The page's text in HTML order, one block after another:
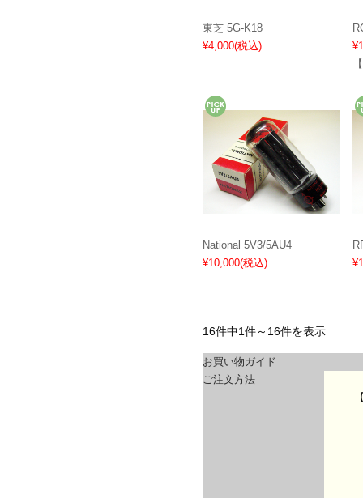
東芝 5G-K18
¥4,000(税込)
National 5V3/5AU4
¥10,000(税込)
16件中1件～16件を表示
お買い物ガイド
ご注文方法